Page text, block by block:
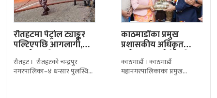
रौतहटमा पेट्रोल ट्याङ्कर
पल्टिएपछि आगलागी,
मानवीय क्षति भएन
रौतहट । रौतहटको चन्द्रपुर
नगरपालिका–४ धन्सार पुलस्थित
काठमाडौंका प्रमुख
प्रशासकीय अधिकृत
सरोज गुरागाईं सेवा निवृत्त,
महानगरद्वारा
सम्मानसहित…
काठमाडौं । काठमाडौं
महानगरपालिकाका प्रमुख